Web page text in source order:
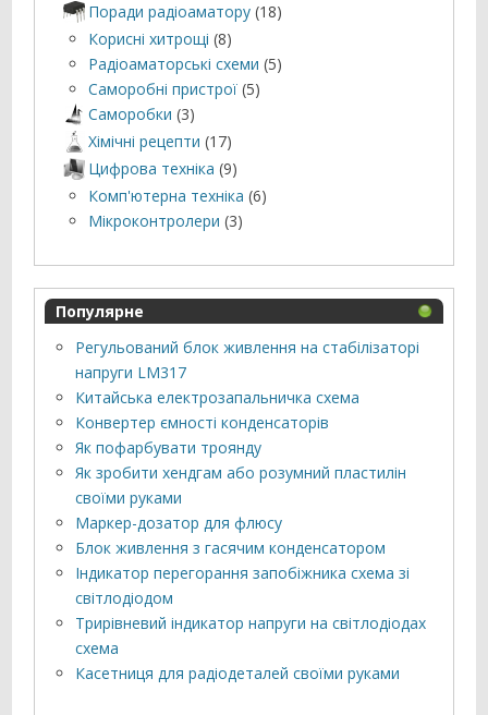
Поради радіоаматору (18)
Корисні хитрощі (8)
Радіоаматорські схеми (5)
Саморобні пристрої (5)
Саморобки (3)
Хімічні рецепти (17)
Цифрова техніка (9)
Комп'ютерна техніка (6)
Мікроконтролери (3)
Популярне
Регульований блок живлення на стабілізаторі
напруги LM317
Китайська електрозапальничка схема
Конвертер ємності конденсаторів
Як пофарбувати троянду
Як зробити хендгам або розумний пластилін
своїми руками
Маркер-дозатор для флюсу
Блок живлення з гасячим конденсатором
Індикатор перегорання запобіжника схема зі
світлодіодом
Трирівневий індикатор напруги на світлодіодах
схема
Касетниця для радіодеталей своїми руками